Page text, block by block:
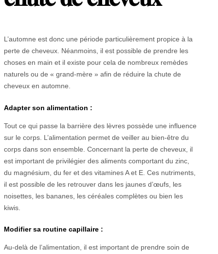
L’automne est donc une période particulièrement propice à la
perte de cheveux. Néanmoins, il est possible de prendre les
choses en main et il existe pour cela de nombreux remèdes
naturels ou de « grand-mère » afin de réduire la chute de
cheveux en automne.
Adapter son alimentation :
Tout ce qui passe la barrière des lèvres possède une influence
sur le corps. L’alimentation permet de veiller au bien-être du
corps dans son ensemble. Concernant la perte de cheveux, il
est important de privilégier des aliments comportant du zinc,
du magnésium, du fer et des vitamines A et E. Ces nutriments,
il est possible de les retrouver dans les jaunes d’œufs, les
noisettes, les bananes, les céréales complètes ou bien les
kiwis.
Modifier sa routine capillaire :
Au-delà de l’alimentation, il est important de prendre soin de